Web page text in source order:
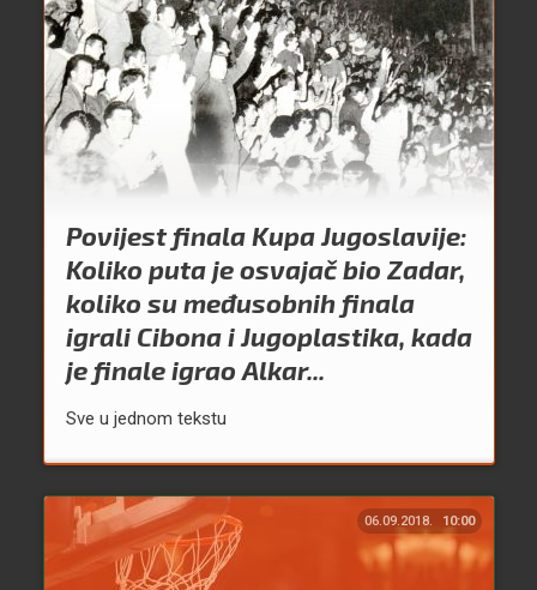
Povijest finala Kupa Jugoslavije:
Koliko puta je osvajač bio Zadar,
koliko su međusobnih finala
igrali Cibona i Jugoplastika, kada
je finale igrao Alkar...
Sve u jednom tekstu
06.09.2018. 10:00